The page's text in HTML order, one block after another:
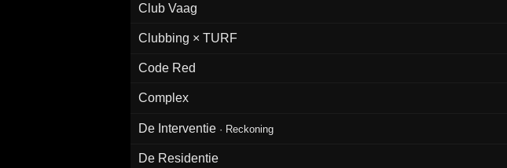
Club Vaag
Clubbing × TURF
Code Red
Complex
De Interventie · Reckoning
De Residentie